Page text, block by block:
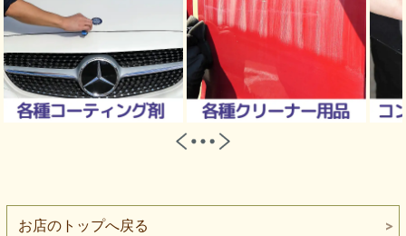
お店のトップへ戻る